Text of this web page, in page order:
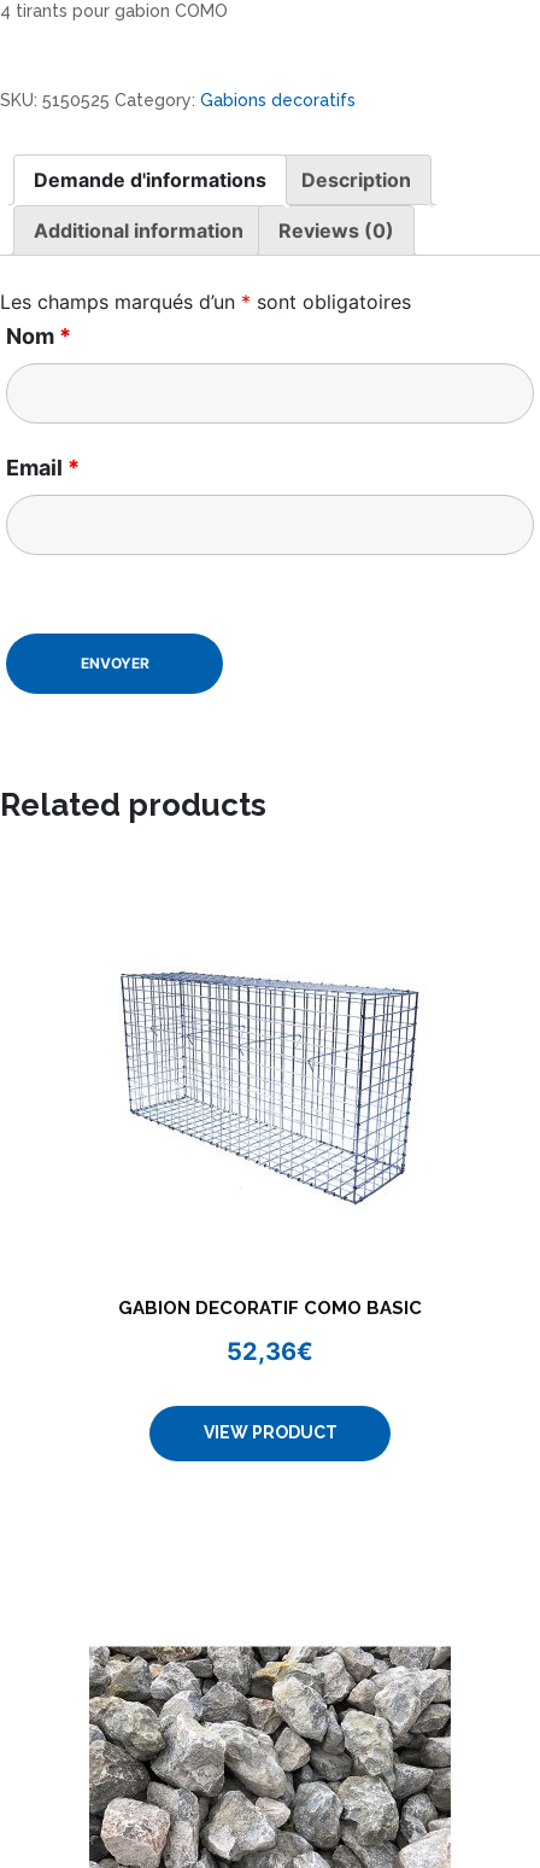
4 tirants pour gabion COMO
tirants
COMO
quantity
SKU: 5150525 Category: Gabions decoratifs
Demande d'informations Description
Additional information Reviews (0)
Les champs marqués d’un * sont obligatoires
Nom *
Email *
Related products
GABION DECORATIF COMO BASIC
52,36€
VIEW PRODUCT